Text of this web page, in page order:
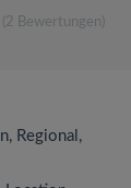
(2 Bewertungen)
Regional,